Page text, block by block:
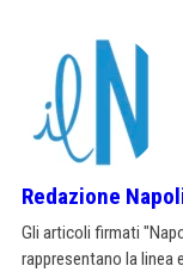
Redazione
Gli articoli firmati
rappresentano la